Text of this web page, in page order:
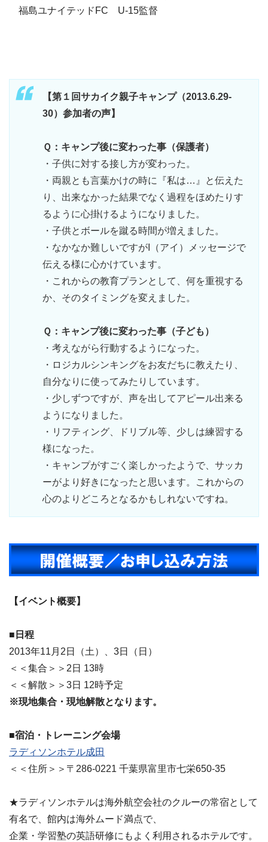
福島ユナイテッドFC U-15監督
【第１回サカイク親子キャンプ（2013.6.29-
30）参加者の声】
Ｑ：キャンプ後に変わった事（保護者）
・子供に対する接し方が変わった。
・両親とも言葉かけの時に『私は…』と伝えた
り、出来なかった結果でなく過程をほめたりす
るように心掛けるようになりました。
・子供とボールを蹴る時間が増えました。
・なかなか難しいですがI（アイ）メッセージで
伝える様に心かけています。
・これからの教育プランとして、何を重視する
か、そのタイミングを変えました。
Ｑ：キャンプ後に変わった事（子ども）
・考えながら行動するようになった。
・ロジカルシンキングをお友だちに教えたり、
自分なりに使ってみたりしています。
・少しずつですが、声を出してアピール出来る
ようになりました。
・リフティング、ドリブル等、少しは練習する
様になった。
・キャンプがすごく楽しかったようで、サッカ
ーがより好きになったと思います。これからの
心のよりどころとなるかもしれないですね。
【イベント概要】
■日程
2013年11月2日（土）、3日（日）
＜＜集合＞＞2日 13時
＜＜解散＞＞3日 12時予定
※現地集合・現地解散となります。
■宿泊・トレーニング会場
ラディソンホテル成田
＜＜住所＞＞〒286-0221 千葉県富里市七栄650-35
★ラディソンホテルは海外航空会社のクルーの常宿として
有名で、館内は海外ムード満点で、
企業・学習塾の英語研修にもよく利用されるホテルです。